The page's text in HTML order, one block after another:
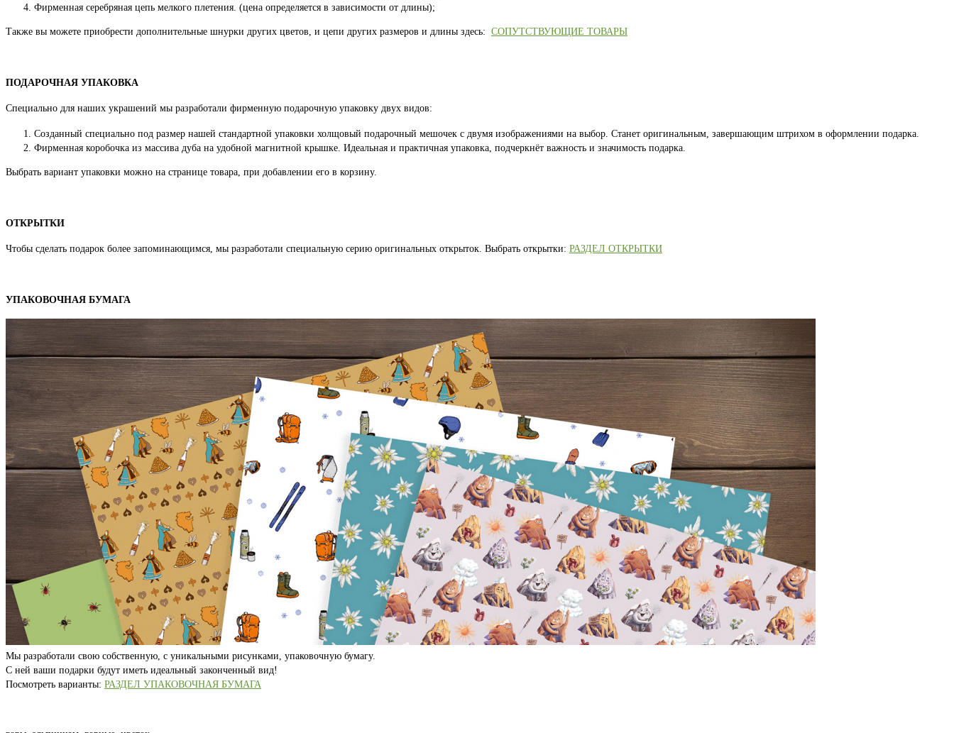
Фирменная серебряная цепь мелкого плетения. (цена определяется в зависимости от длины);
Также вы можете приобрести дополнительные шнурки других цветов, и цепи других размеров и длины здесь: СОПУТСТВУЮЩИЕ ТОВАРЫ
ПОДАРОЧНАЯ УПАКОВКА
Специально для наших украшений мы разработали фирменную подарочную упаковку двух видов:
Созданный специально под размер нашей стандартной упаковки холщовый подарочный мешочек с двумя изображениями на выбор. Станет оригинальным, завершающим штрихом в оформлении подарка.
Фирменная коробочка из массива дуба на удобной магнитной крышке. Идеальная и практичная упаковка, подчеркнёт важность и значимость подарка.
Выбрать вариант упаковки можно на странице товара, при добавлении его в корзину.
ОТКРЫТКИ
Чтобы сделать подарок более запоминающимся, мы разработали специальную серию оригинальных открыток. Выбрать открытки: РАЗДЕЛ ОТКРЫТКИ
УПАКОВОЧНАЯ БУМАГА
Мы разработали свою собственную, с уникальными рисунками, упаковочную бумагу.
С ней ваши подарки будут иметь идеальный законченный вид!
Посмотреть варианты: РАЗДЕЛ УПАКОВОЧНАЯ БУМАГА